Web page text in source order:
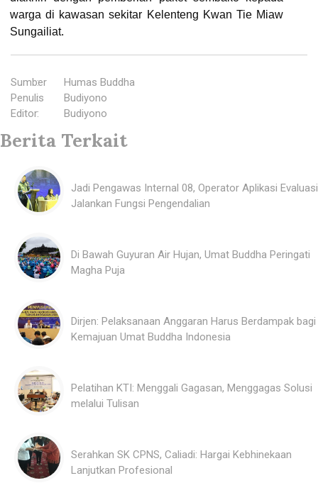
warga di kawasan sekitar Kelenteng Kwan Tie Miaw
Sungailiat.
Sumber
:
Humas Buddha
Penulis
:
Budiyono
Editor: Budiyono
Berita Terkait
Jadi Pengawas Internal 08, Operator Aplikasi Evaluasi
Jalankan Fungsi Pengendalian
Di Bawah Guyuran Air Hujan, Umat Buddha Peringati
Magha Puja
Dirjen: Pelaksanaan Anggaran Harus Berdampak bagi
Kemajuan Umat Buddha Indonesia
Pelatihan KTI: Menggali Gagasan, Menggagas Solusi
melalui Tulisan
Serahkan SK CPNS, Caliadi: Hargai Kebhinekaan
Lanjutkan Profesional